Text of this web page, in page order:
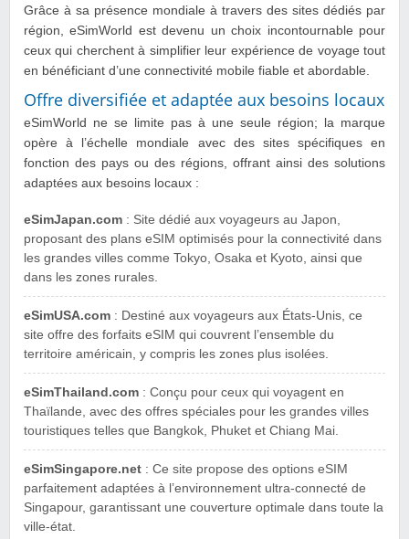
Grâce à sa présence mondiale à travers des sites dédiés par
région, eSimWorld est devenu un choix incontournable pour
ceux qui cherchent à simplifier leur expérience de voyage tout
en bénéficiant d’une connectivité mobile fiable et abordable.
Offre diversifiée et adaptée aux besoins locaux
eSimWorld ne se limite pas à une seule région; la marque
opère à l’échelle mondiale avec des sites spécifiques en
fonction des pays ou des régions, offrant ainsi des solutions
adaptées aux besoins locaux :
eSimJapan.com : Site dédié aux voyageurs au Japon,
proposant des plans eSIM optimisés pour la connectivité dans
les grandes villes comme Tokyo, Osaka et Kyoto, ainsi que
dans les zones rurales.
eSimUSA.com : Destiné aux voyageurs aux États-Unis, ce
site offre des forfaits eSIM qui couvrent l’ensemble du
territoire américain, y compris les zones plus isolées.
eSimThailand.com : Conçu pour ceux qui voyagent en
Thaïlande, avec des offres spéciales pour les grandes villes
touristiques telles que Bangkok, Phuket et Chiang Mai.
eSimSingapore.net : Ce site propose des options eSIM
parfaitement adaptées à l’environnement ultra-connecté de
Singapour, garantissant une couverture optimale dans toute la
ville-état.